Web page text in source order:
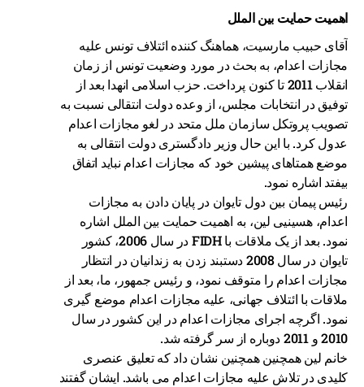
اهمیت حمایت بین الملل
آقای حبیب مارسیت، هماهنگ کننده ائتلاف تونس علیه
مجازات اعدام، به بحث در مورد وضعیت تونس از زمان
انقلاب 2011 تا کنون پرداخت. حزب اسلامی انهدا بعد از
توفیق در انتخابات مجلس، از وعده دولت انتقالی نسبت به
تصویب پروتکل سازمان ملل متحد در لغو مجازات اعدام
عدول کرد. با این حال وزیر دادگستری دولت انتقالی به
موضع همتاهای پیشین خود که مجازات اعدام نباید اتفاق
بیفتد اشاره نمود.
رئیس پیمان بین دول تایوان در پایان دادن به مجازات
اعدام، هسینیی لین، به اهمیت حمایت بین الملل اشاره
نمود. بعد از یک ملاقات با FIDH در سال 2006، کشور
تایوان در سال 2008 دستبند زدن به زندانیان در انتظار
مجازات اعدام را متوقف نمود، و رئیس جمهور، ما، بعد از
ملاقات با ائتلاف جهانی، علیه مجازات اعدام موضع گیری
نمود. اگرچه اجرای مجازات اعدام در این کشور در سال
2010 و 2011 دوباره از سر گرفته شد.
خانم لین همچنین همچنین نشان داد که تعلیق عنصری
کلیدی در تلاش علیه مجازات اعدام می باشد. ایشان گفتند